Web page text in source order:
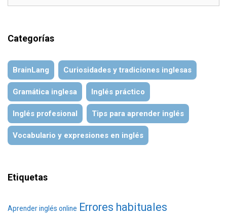
Categorías
BrainLang Curiosidades y tradiciones inglesas
Gramática inglesa Inglés práctico
Inglés profesional Tips para aprender inglés
Vocabulario y expresiones en inglés
Etiquetas
Aprender inglés online Errores habituales